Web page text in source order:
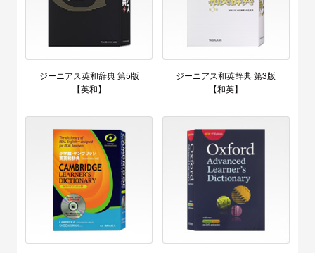
ジーニアス英和辞典 第5版
【英和】
ジーニアス和英辞典 第3版
【和英】